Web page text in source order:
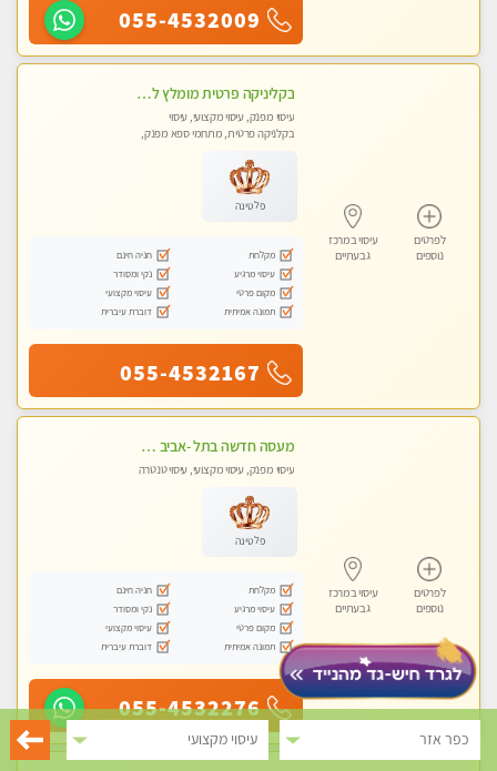
כפר אזר עיסוי מקצועי
055-4532009
לפרטים
נוספים
עיסוי במרכז
גבעתיים
בקליניקה פרטית מומלץ לחלוטין! כל סוגי העיסויים מעסה מקצועית ואיכותית פרטי!!
עיסוי מפנק, עיסוי מקצועי, עיסוי
בקלניקה פרטית, מתחמי ספא מפנק,
פלטינה
מקלחת
חניה חינם
עיסוי מרגיע
נקי ומסודר
מקום פרטי
עיסוי מקצועי
תמונה אמיתית
דוברת עיברית
055-4532167
לפרטים
נוספים
עיסוי במרכז
גבעתיים
מעסה חדשה בתל -אביב מטפלת מקצוענית ידי זהב VIP-מומלץ לחלוטין! פרטי! ​​​​​​ Highly recommended-
עיסוי מפנק, עיסוי מקצועי, עיסוי טנטרה
פלטינה
מקלחת
חניה חינם
עיסוי מרגיע
נקי ומסודר
מקום פרטי
עיסוי מקצועי
תמונה אמיתית
דוברת עיברית
055-4532276